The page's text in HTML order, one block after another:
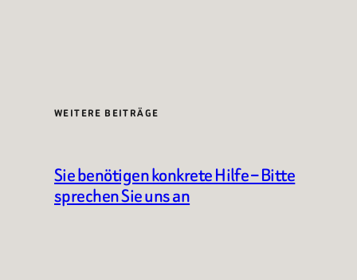
WEITERE BEITRÄGE
Sie benötigen konkrete Hilfe – Bitte
sprechen Sie uns an